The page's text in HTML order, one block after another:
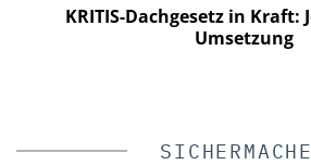
KRITIS-Dachgesetz in Kraft:
Umsetzung